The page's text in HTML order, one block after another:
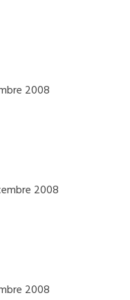
2008
2008
2008